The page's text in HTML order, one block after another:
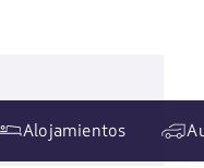
Alojamientos